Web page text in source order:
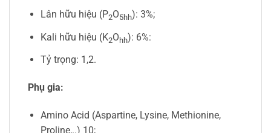
Lân hữu hiệu (P2O5hh): 3%;
Kali hữu hiệu (K2Ohh): 6%:
Tỷ trọng: 1,2.
Phụ gia:
Amino Acid (Aspartine, Lysine, Methionine,
Proline,..) 10;